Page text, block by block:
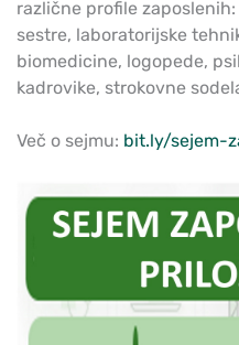
različne profile
sestre, laboratorijske
biomedicine, logopede,
kadrovike, strokovne
Več o sejmu: bit.ly/sejem-